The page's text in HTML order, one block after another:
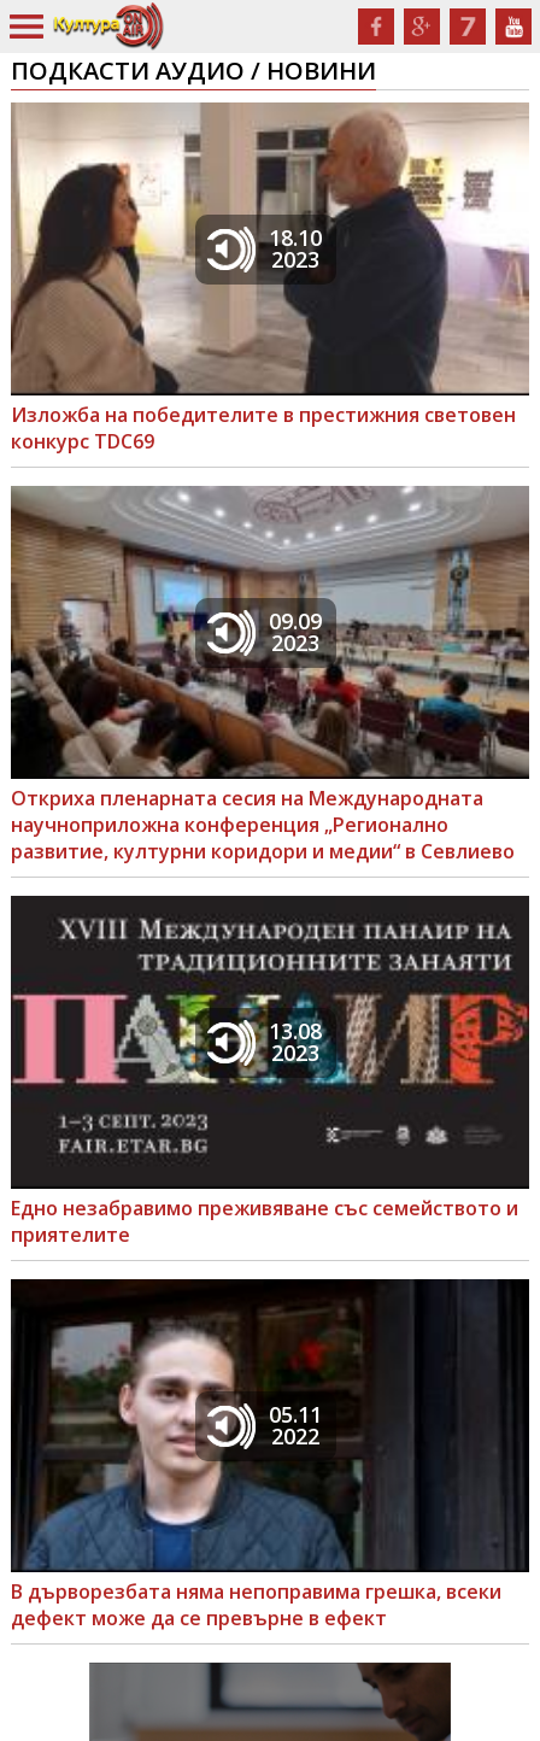
ПОДКАСТИ АУДИО / НОВИНИ
18.10
2023
Изложба на победителите в престижния световен
конкурс TDC69
09.09
2023
Откриха пленарната сесия на Международната
научноприложна конференция „Регионално
развитие, културни коридори и медии“ в Севлиево
13.08
2023
Едно незабравимо преживяване със семейството и
приятелите
05.11
2022
В дърворезбата няма непоправима грешка, всеки
дефект може да се превърне в ефект